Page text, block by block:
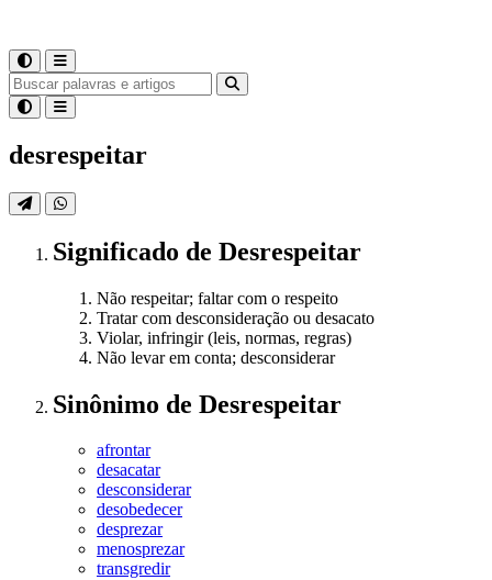
desrespeitar
Significado de Desrespeitar
Não respeitar; faltar com o respeito
Tratar com desconsideração ou desacato
Violar, infringir (leis, normas, regras)
Não levar em conta; desconsiderar
Sinônimo de Desrespeitar
afrontar
desacatar
desconsiderar
desobedecer
desprezar
menosprezar
transgredir